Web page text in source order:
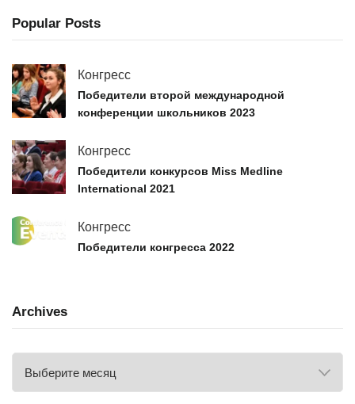
Popular Posts
Конгресс
Победители второй международной
конференции школьников 2023
Конгресс
Победители конкурсов Miss Medline
International 2021
Конгресс
Победители конгресса 2022
Archives